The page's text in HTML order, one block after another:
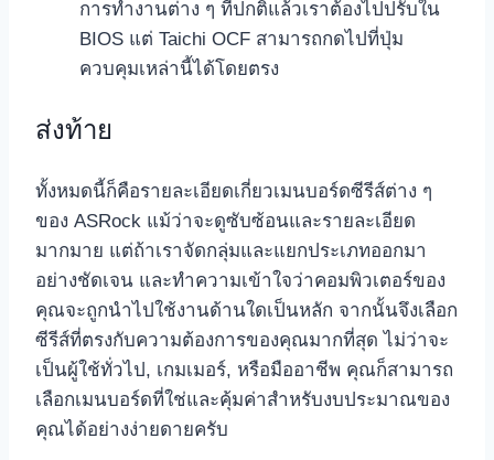
การทำงานต่าง ๆ ที่ปกติแล้วเราต้องไปปรับใน
BIOS แต่ Taichi OCF สามารถกดไปที่ปุ่ม
ควบคุมเหล่านี้ได้โดยตรง
ส่งท้าย
ทั้งหมดนี้ก็คือรายละเอียดเกี่ยวเมนบอร์ดซีรีส์ต่าง ๆ
ของ ASRock แม้ว่าจะดูซับซ้อนและรายละเอียด
มากมาย แต่ถ้าเราจัดกลุ่มและแยกประเภทออกมา
อย่างชัดเจน และทำความเข้าใจว่าคอมพิวเตอร์ของ
คุณจะถูกนำไปใช้งานด้านใดเป็นหลัก จากนั้นจึงเลือก
ซีรีส์ที่ตรงกับความต้องการของคุณมากที่สุด ไม่ว่าจะ
เป็นผู้ใช้ทั่วไป, เกมเมอร์, หรือมืออาชีพ คุณก็สามารถ
เลือกเมนบอร์ดที่ใช่และคุ้มค่าสำหรับงบประมาณของ
คุณได้อย่างง่ายดายครับ